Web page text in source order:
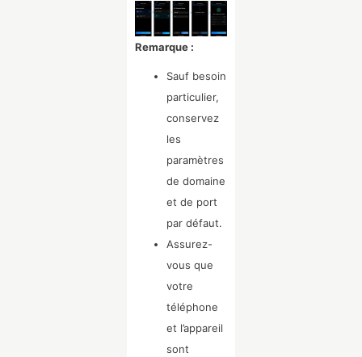
Remarque :
Sauf besoin
particulier,
conservez
les
paramètres
de domaine
et de port
par défaut.
Assurez-
vous que
votre
téléphone
et l’appareil
sont